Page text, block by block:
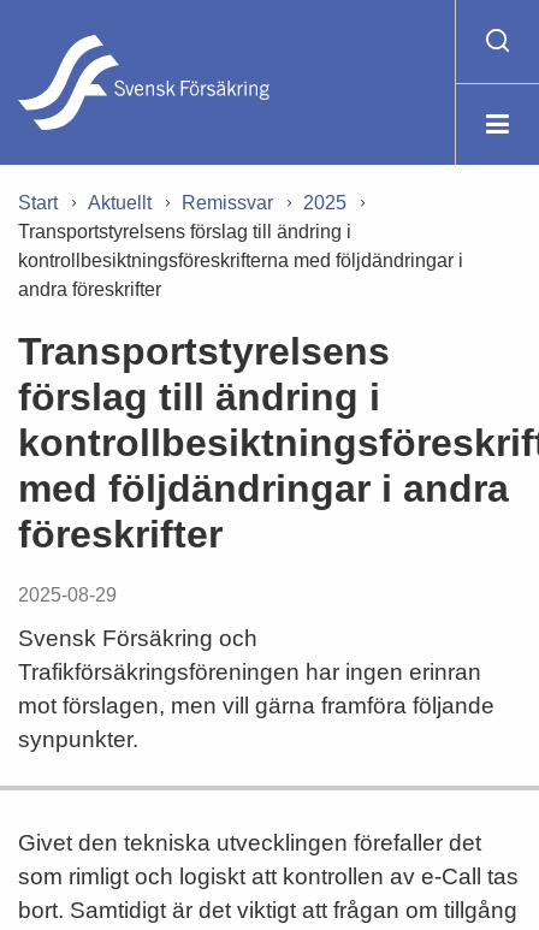
Start Aktuellt Remissvar
2025
Transportstyrelsens förslag till ändring i
kontrollbesiktningsföreskrifterna med följdändringar i
andra föreskrifter
Transportstyrelsens
förslag till ändring i
med följdändringar i andra
föreskrifter
2025-08-29
Svensk Försäkring och
Trafikförsäkringsföreningen har ingen erinran
mot förslagen, men vill gärna framföra följande
synpunkter.
Givet den tekniska utvecklingen förefaller det
som rimligt och logiskt att kontrollen av e-Call tas
bort. Samtidigt är det viktigt att frågan om tillgång